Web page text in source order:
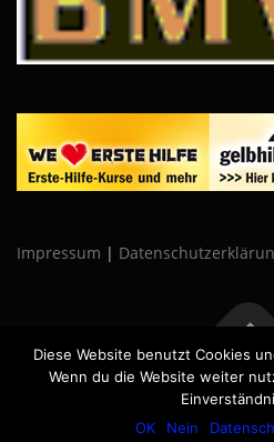
Impressum |
Copyright © 2026 Neumarkter-
Diese Website benutzt Cookies
Wenn du die Website weiter
OK
Nein